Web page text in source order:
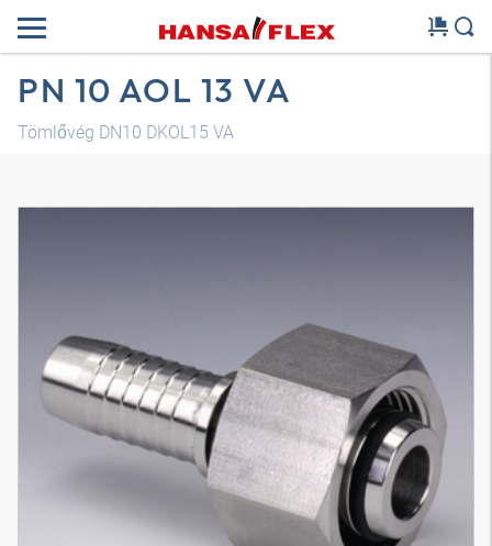
PN 10 AOL 13 VA
Tömlővég DN10 DKOL15 VA
3D modell